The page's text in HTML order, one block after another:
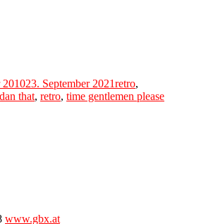
201023. September 2021retro,
that, retro, time gentlemen please
www.gbx.at